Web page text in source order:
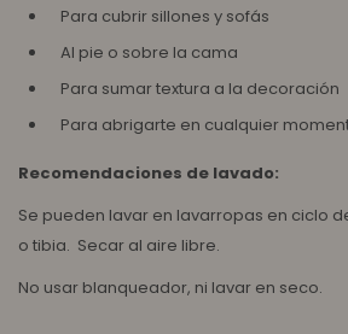
Para cubrir sillones y sofás
Al pie o sobre la cama
Para sumar textura a la decoración
Para abrigarte en cualquier
Recomendaciones de lavado:
Se pueden lavar en lavarropas en ciclo
o tibia. Secar al aire libre.
No usar blanqueador, ni lavar en seco.